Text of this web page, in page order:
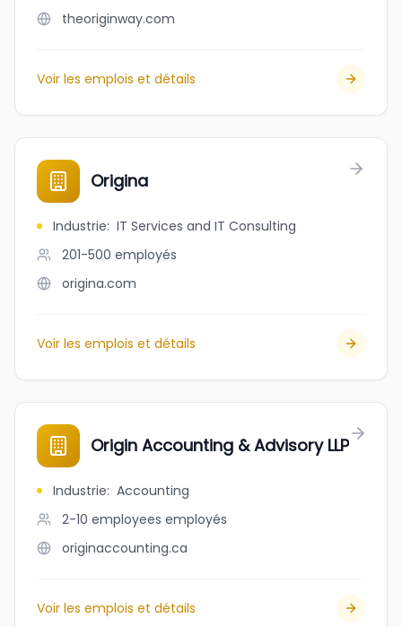
theoriginway.com
Voir les emplois et détails
Origina
Industrie: IT Services and IT Consulting
201-500 employés
origina.com
Voir les emplois et détails
Origin Accounting & Advisory LLP
Industrie: Accounting
2-10 employees employés
originaccounting.ca
Voir les emplois et détails